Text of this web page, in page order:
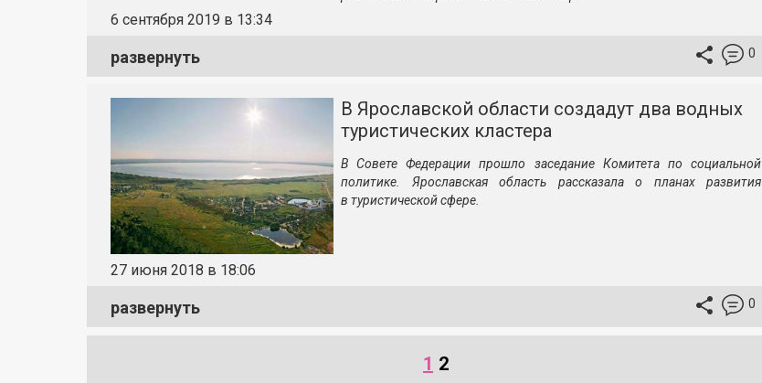
6 сентября 2019 в 13:34
развернуть 0
27 июня 2018 в 18:06
В Ярославской области создадут два водных
туристических кластера
В Совете Федерации прошло заседание Комитета по социальной
политике. Ярославская область рассказала о планах развития
в туристической сфере.
развернуть 0
1 2